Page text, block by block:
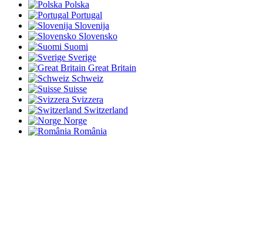
Polska
Portugal
Slovenija
Slovensko
Suomi
Sverige
Great Britain
Schweiz
Suisse
Svizzera
Switzerland
Norge
România